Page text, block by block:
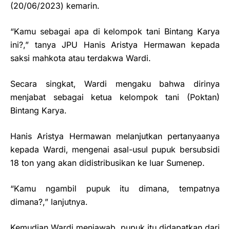
(20/06/2023) kemarin.
“Kamu sebagai apa di kelompok tani Bintang Karya
ini?,” tanya JPU Hanis Aristya Hermawan kepada
saksi mahkota atau terdakwa Wardi.
Secara singkat, Wardi mengaku bahwa dirinya
menjabat sebagai ketua kelompok tani (Poktan)
Bintang Karya.
Hanis Aristya Hermawan melanjutkan pertanyaanya
kepada Wardi, mengenai asal-usul pupuk bersubsidi
18 ton yang akan didistribusikan ke luar Sumenep.
“Kamu ngambil pupuk itu dimana, tempatnya
dimana?,” lanjutnya.